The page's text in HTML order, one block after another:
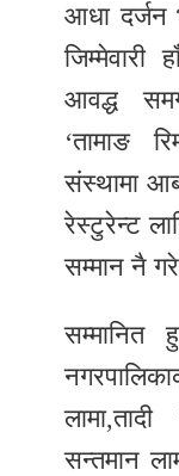
English
आधा दर्जन
जिम्मेवारी
आवद्ध
‘तामाङ
संस्थामा
रेस्टुरेन्ट
सम्मान नै
सम्मानित
लामा,तादी
सन्तमान